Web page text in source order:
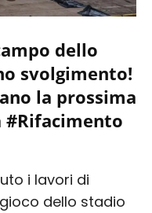
dello
svolgimento!
la prossima
#Rifacimento
i lavori di
dello stadio